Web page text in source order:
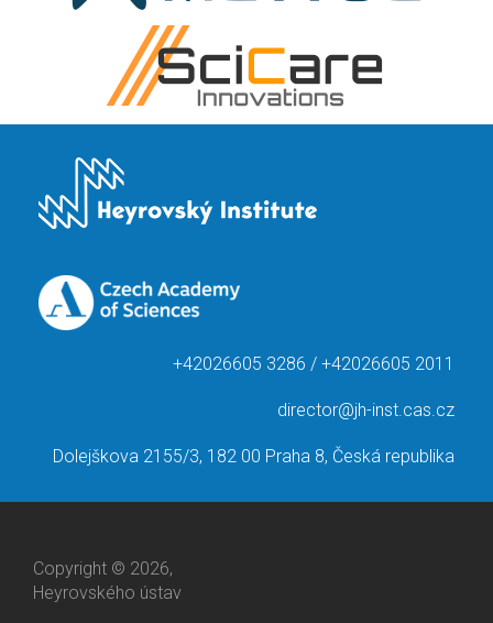
+42026605 3286 / +42026605 2011
director@jh-inst.cas.cz
Dolejškova 2155/3, 182 00 Praha 8, Česká republika
Copyright © 2026,
Heyrovského ústav